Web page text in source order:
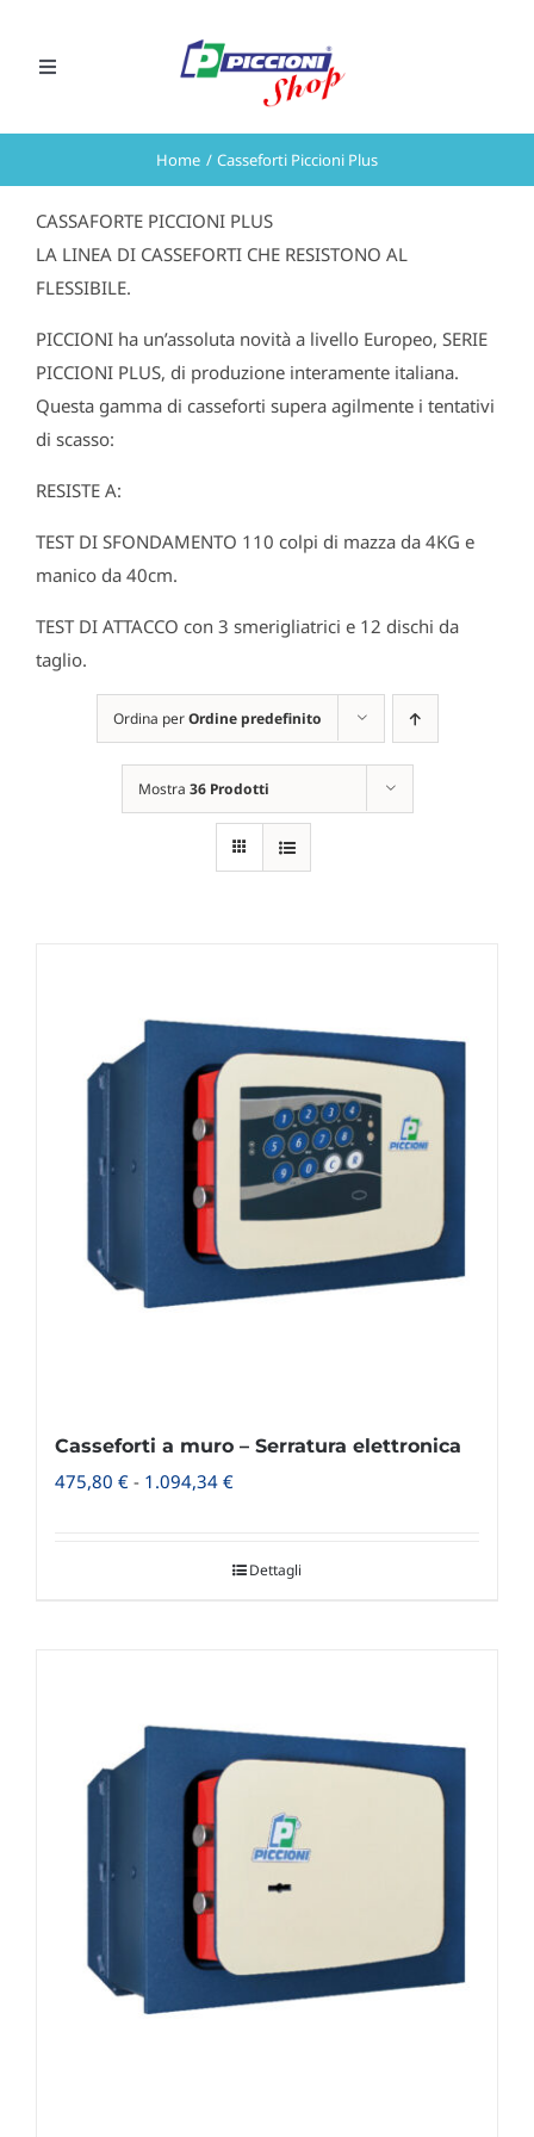
Toggle
CHIAMA ORA
VAI AL SITO PICCIONI S.r.l.
Home Casseforti Piccioni Plus
CASSAFORTE PICCIONI PLUS
LA LINEA DI CASSEFORTI CHE RESISTONO AL
FLESSIBILE.
PICCIONI ha un’assoluta novità a livello Europeo, SERIE
PICCIONI PLUS, di produzione interamente italiana.
Questa gamma di casseforti supera agilmente i tentativi
di scasso:
RESISTE A:
TEST DI SFONDAMENTO 110 colpi di mazza da 4KG e
manico da 40cm.
TEST DI ATTACCO con 3 smerigliatrici e 12 dischi da
taglio.
Ordina perOrdine predefinito
Mostra 36 Prodotti
Casseforti a muro – Serratura elettronica
475,80 € - 1.094,34 €
daDettagli